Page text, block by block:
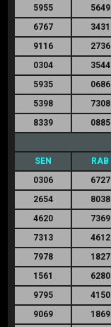
5955 5649
6767
3431
9116
2736
0304
3544
5935
0686
5398
7308
8339
0885
SEN
RAB
0306
6727
2654
8038
4620
7369
7313
4612
7978
1827
1561
6280
9795
4150
9069
1869